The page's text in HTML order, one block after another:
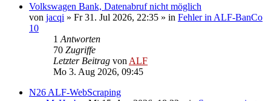
Volkswagen Bank, Datenabruf nicht möglich
von jacqi » Fr 31. Jul 2026, 22:35 » in Fehler in ALF-BanCo
10
1 Antworten
70 Zugriffe
Letzter Beitrag von ALF
Mo 3. Aug 2026, 09:45
N26 ALF-WebScraping